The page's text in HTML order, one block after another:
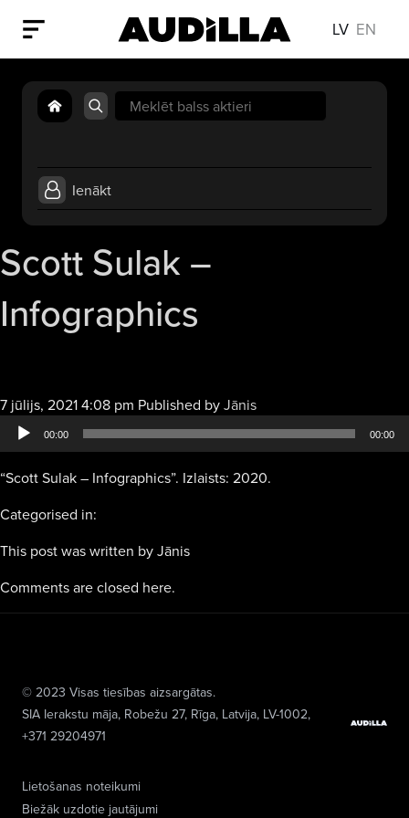
LV EN
Search
for:
Ienākt
Scott Sulak –
Infographics
7 jūlijs, 2021 4:08 pm Published byJānisAudio
atskaņotājs
00:00 00:00
“Scott Sulak – Infographics”. Izlaists: 2020.
Categorised in:
This post was written by Jānis
Comments are closed here.
Lietošanas noteikumi
Biežāk uzdotie jautājumi
© 2023 Visas tiesības aizsargātas.
SIA Ierakstu māja, Robežu 27, Rīga, Latvija, LV-1002,
+371 29204971